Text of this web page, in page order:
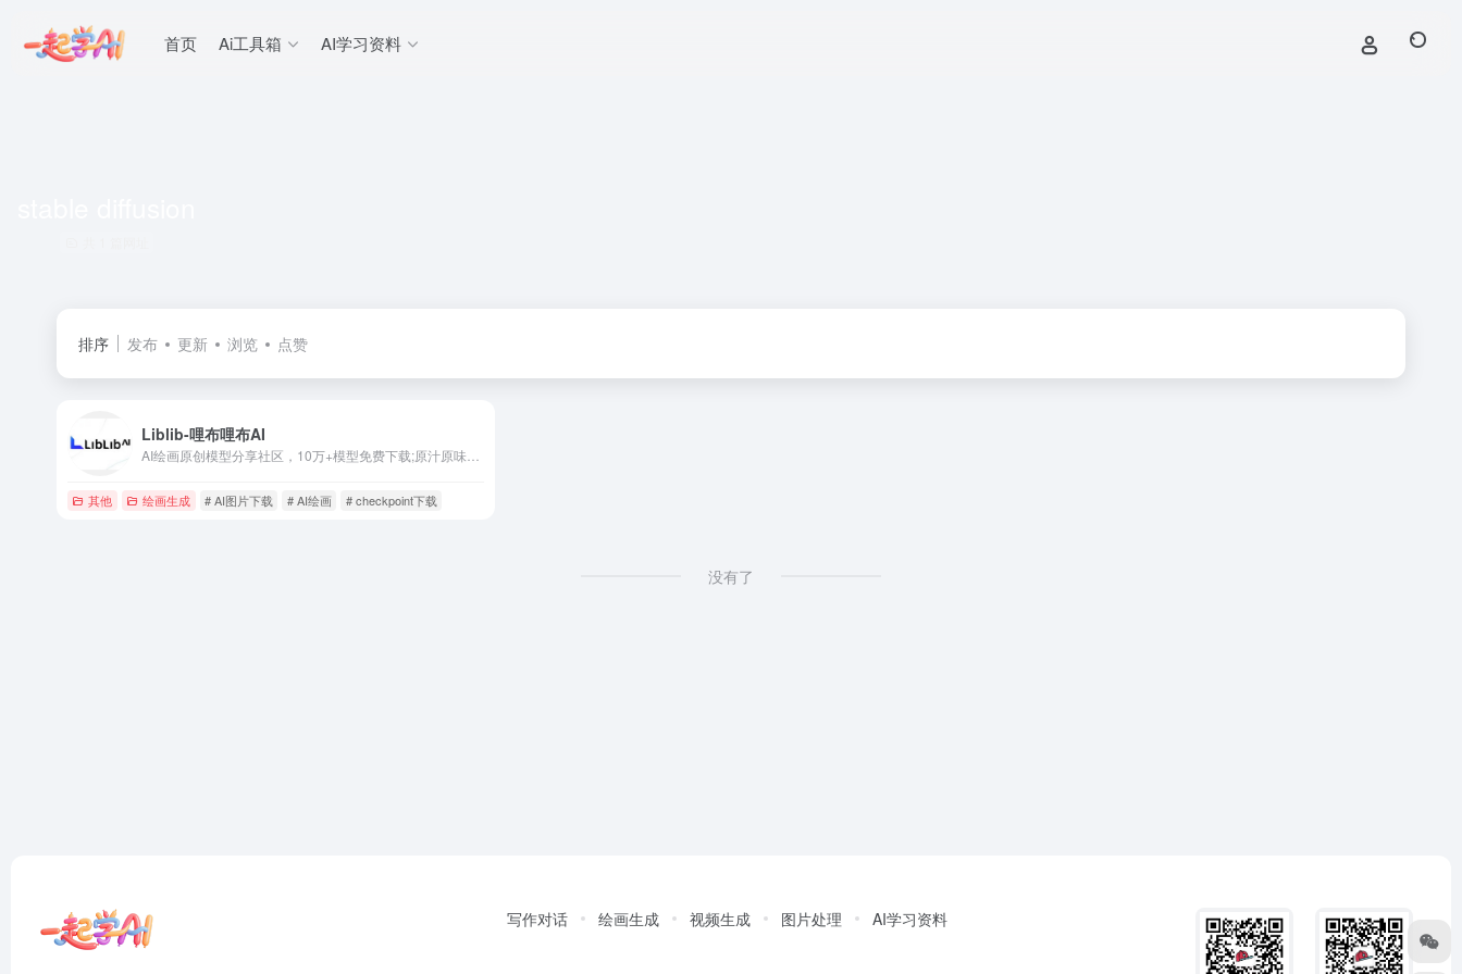
首页 Ai工具箱 AI学习资料
排序 发布 更新 浏览 点赞
Liblib-哩布哩布AI
其他 绘画生成 # AI图片下载 # AI绘画 # checkpoint下载
没有了
写作对话 绘画生成 视频生成 图片处理 AI学习资料